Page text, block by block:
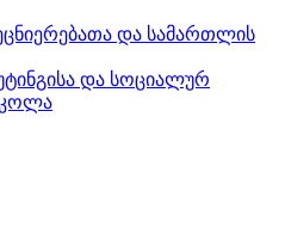
და სამართლის
და სოციალურ